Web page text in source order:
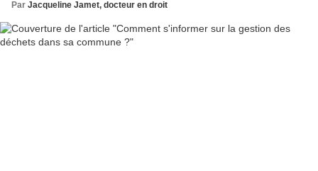
Par Jacqueline Jamet, docteur en droit